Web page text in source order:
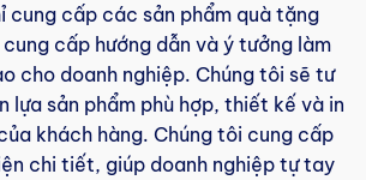
cung cấp các sản phẩm quà tặng
cấp hướng dẫn và ý tưởng làm
cho doanh nghiệp. Chúng tôi sẽ tư
lựa sản phẩm phù hợp, thiết kế và in
khách hàng. Chúng tôi cung cấp
chi tiết, giúp doanh nghiệp tự tay